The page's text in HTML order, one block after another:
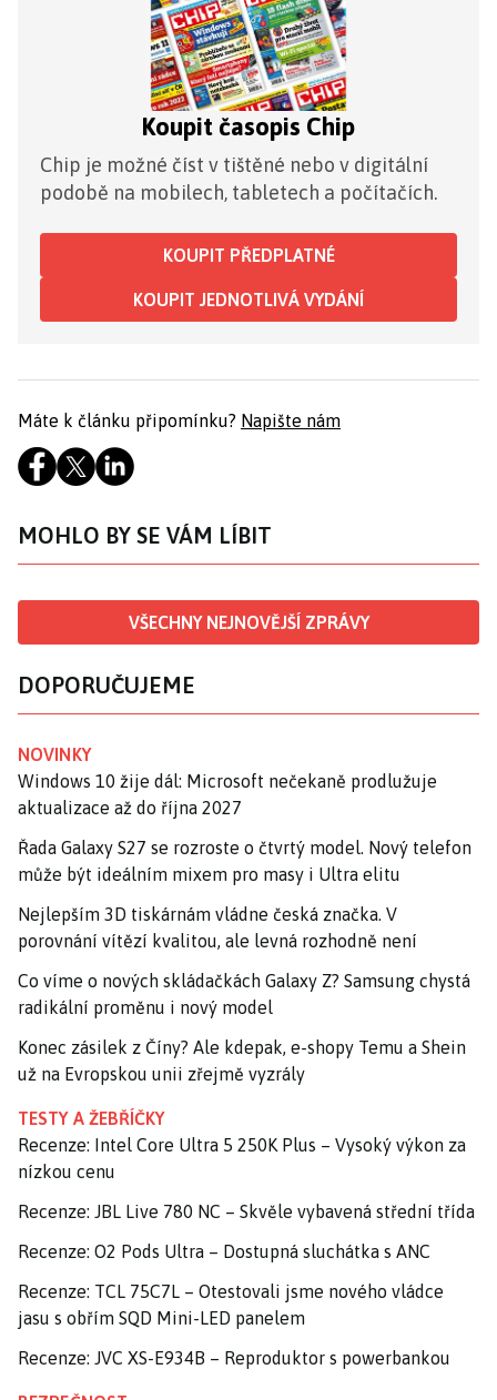
Koupit časopis Chip
Chip je možné číst v tištěné nebo v digitální
podobě na mobilech, tabletech a počítačích.
KOUPIT PŘEDPLATNÉ
KOUPIT JEDNOTLIVÁ VYDÁNÍ
Máte k článku připomínku? Napište nám
MOHLO BY SE VÁM LÍBIT
VŠECHNY NEJNOVĚJŠÍ ZPRÁVY
DOPORUČUJEME
NOVINKY
Windows 10 žije dál: Microsoft nečekaně prodlužuje
aktualizace až do října 2027
Řada Galaxy S27 se rozroste o čtvrtý model. Nový telefon
může být ideálním mixem pro masy i Ultra elitu
Nejlepším 3D tiskárnám vládne česká značka. V
porovnání vítězí kvalitou, ale levná rozhodně není
Co víme o nových skládačkách Galaxy Z? Samsung chystá
radikální proměnu i nový model
Konec zásilek z Číny? Ale kdepak, e-shopy Temu a Shein
už na Evropskou unii zřejmě vyzrály
TESTY A ŽEBŘÍČKY
Recenze: Intel Core Ultra 5 250K Plus – Vysoký výkon za
nízkou cenu
Recenze: JBL Live 780 NC – Skvěle vybavená střední třída
Recenze: O2 Pods Ultra – Dostupná sluchátka s ANC
Recenze: TCL 75C7L – Otestovali jsme nového vládce
jasu s obřím SQD Mini-LED panelem
Recenze: JVC XS-E934B – Reproduktor s powerbankou